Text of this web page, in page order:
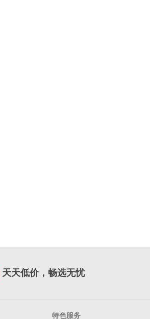
天天低价，畅选无忧
特色服务